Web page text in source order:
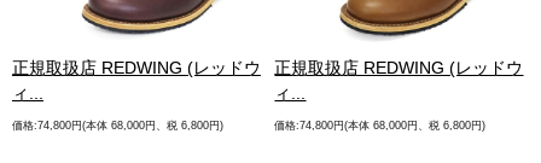
正規取扱店 REDWING (レッドウ
ィ...
価格:74,800円(本体 68,000円、税 6,800円)
正規取扱店 REDWING (レッドウ
ィ...
価格:74,800円(本体 68,000円、税 6,800円)